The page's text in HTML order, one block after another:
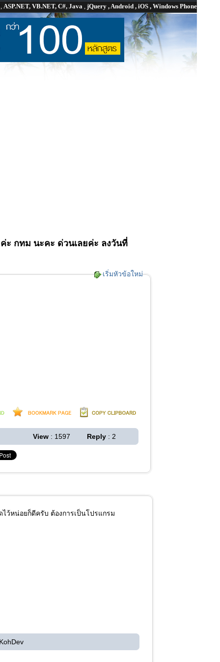
, ASP.NET, VB.NET, C#, Java , jQuery , Android , iOS , Windows Phone
ะ กทม นะคะ ด่วนเลยค่ะ ลงวันที่
เริ่มหัวข้อใหม่
View : 1597 Reply : 2
ไว้หน่อยก็ดีครับ ต้องการเป็นโปรแกรม